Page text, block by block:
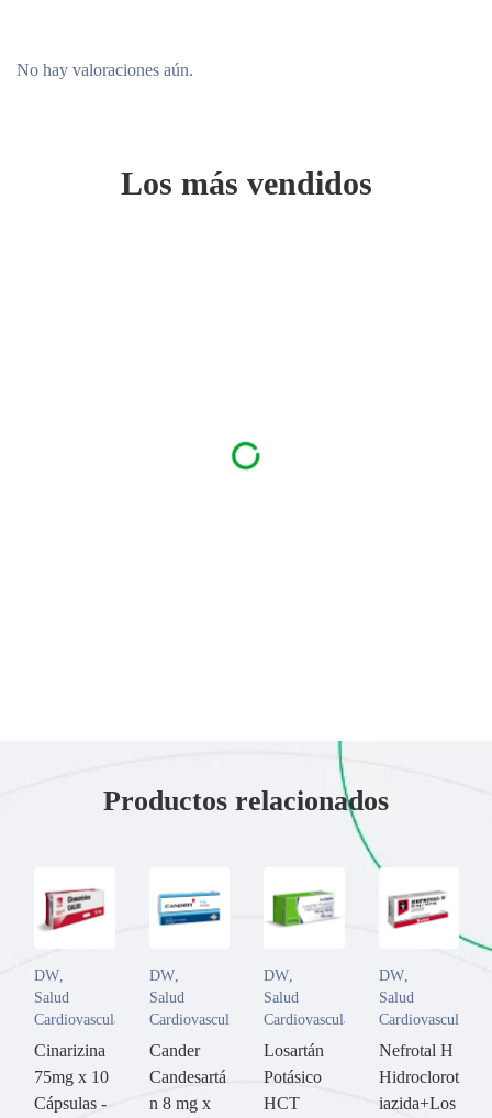
No hay valoraciones aún.
Los más vendidos
Productos relacionados
DW
Salud
Cardiovascular
Cinarizina
75mg x 10
Cápsulas -
DW,
Salud
Cardiovascular
Cander
Candesartá
n 8 mg x
DW
Salud
Cardiovascular
Losartán
Potásico
HCT
DW,
Salud
Cardiovascular
Nefrotal H
Hidroclorot
iazida+Los